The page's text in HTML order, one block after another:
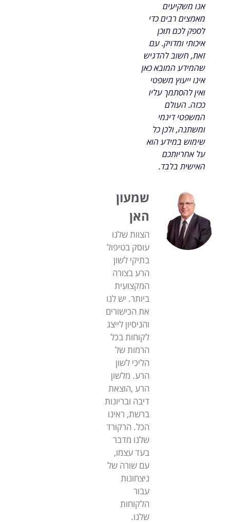
אנו משקיעים
מאמצים רבים כדי
לספק לכם תוכן
איכותי ומדויק. עם
זאת, חשוב להדגיש
שהמידע המובא כאן
אינו ייעוץ משפטי
ואין להסתמך עליו
ככזה. העולם
המשפטי דינמי
ומשתנה, ולכן כל
שימוש במידע הוא
על אחריותכם
האישית בלבד.
שמעון
האן
הצוות שלנו
עוסק בטיפול
בתיקי לשון
הרע בצורה
המקצועית
ביותר. יש לנו
את הכישורים
והניסיון לייצג
לקוחות בכל
הרמות של
הליכי לשון
הרע. מלשון
הרע ,הוצאת
דיבה ובריונות
ברשת, ראינו
הכל. הרקורד
שלנו מדבר
בעד עצמו,
עם שורה של
ניצחונות
עבור
הלקוחות
שלנו.